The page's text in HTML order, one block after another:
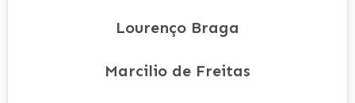
Lourenço Braga
Marcilio de Freitas